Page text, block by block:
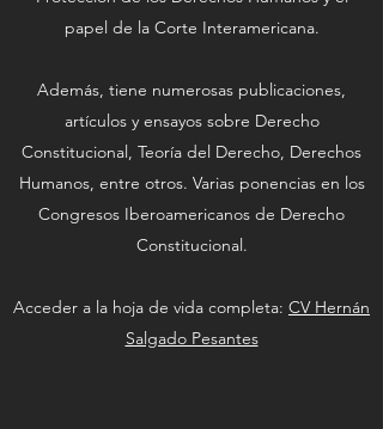
papel de la Corte Interamericana.
Además, tiene numerosas publicaciones,
artículos y ensayos sobre Derecho
Constitucional, Teoría del Derecho, Derechos
Humanos, entre otros. Varias ponencias en los
Congresos Iberoamericanos de Derecho
Constitucional.
Acceder a la hoja de vida completa: CV Hernán
Salgado Pesantes